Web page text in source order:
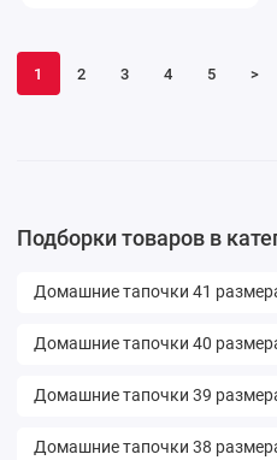
1 2 3 4 5 >
Подборки товаров в
Домашние тапочки 41
Домашние тапочки 40
Домашние тапочки 39
Домашние тапочки 38